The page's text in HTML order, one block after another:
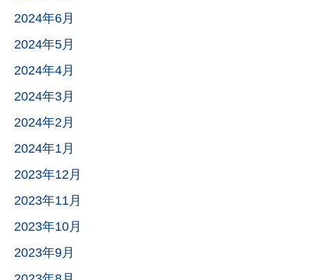
2024年6月
2024年5月
2024年4月
2024年3月
2024年2月
2024年1月
2023年12月
2023年11月
2023年10月
2023年9月